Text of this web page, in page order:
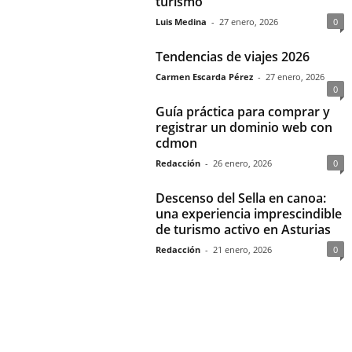
Luis Medina - 27 enero, 2026 0
Tendencias de viajes 2026
Carmen Escarda Pérez - 27 enero, 2026
0
Guía práctica para comprar y
registrar un dominio web con
cdmon
Redacción - 26 enero, 2026 0
Descenso del Sella en canoa:
una experiencia imprescindible
de turismo activo en Asturias
Redacción - 21 enero, 2026 0